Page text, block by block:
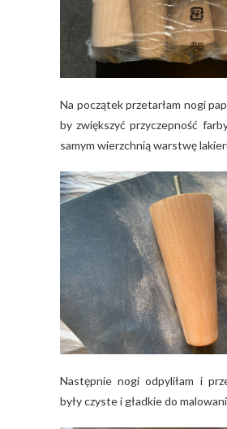
Na początek przetarłam nogi
by zwiększyć przyczepność
samym wierzchnią warstwę
Następnie nogi odpyliłam i
były czyste i gładkie do